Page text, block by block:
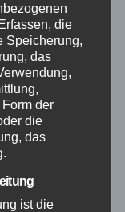
die
Speicherung,
das
der
die
das
ist die